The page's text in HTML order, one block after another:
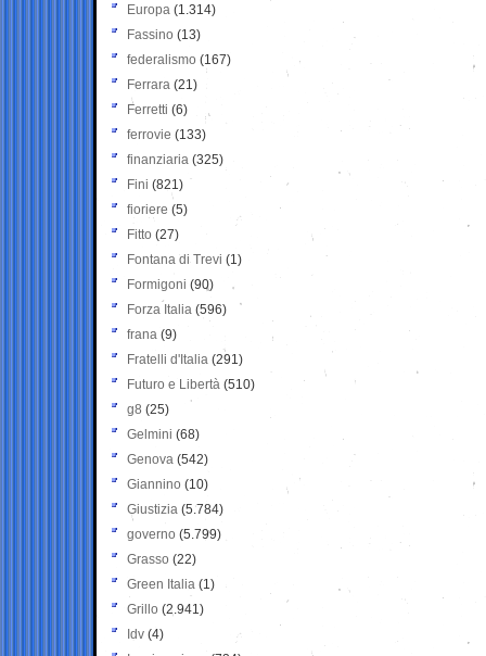
Europa (1.314)
Fassino (13)
federalismo (167)
Ferrara (21)
Ferretti (6)
ferrovie (133)
finanziaria (325)
Fini (821)
fioriere (5)
Fitto (27)
Fontana di Trevi (1)
Formigoni (90)
Forza Italia (596)
frana (9)
Fratelli d'Italia (291)
Futuro e Libertà (510)
g8 (25)
Gelmini (68)
Genova (542)
Giannino (10)
Giustizia (5.784)
governo (5.799)
Grasso (22)
Green Italia (1)
Grillo (2.941)
Idv (4)